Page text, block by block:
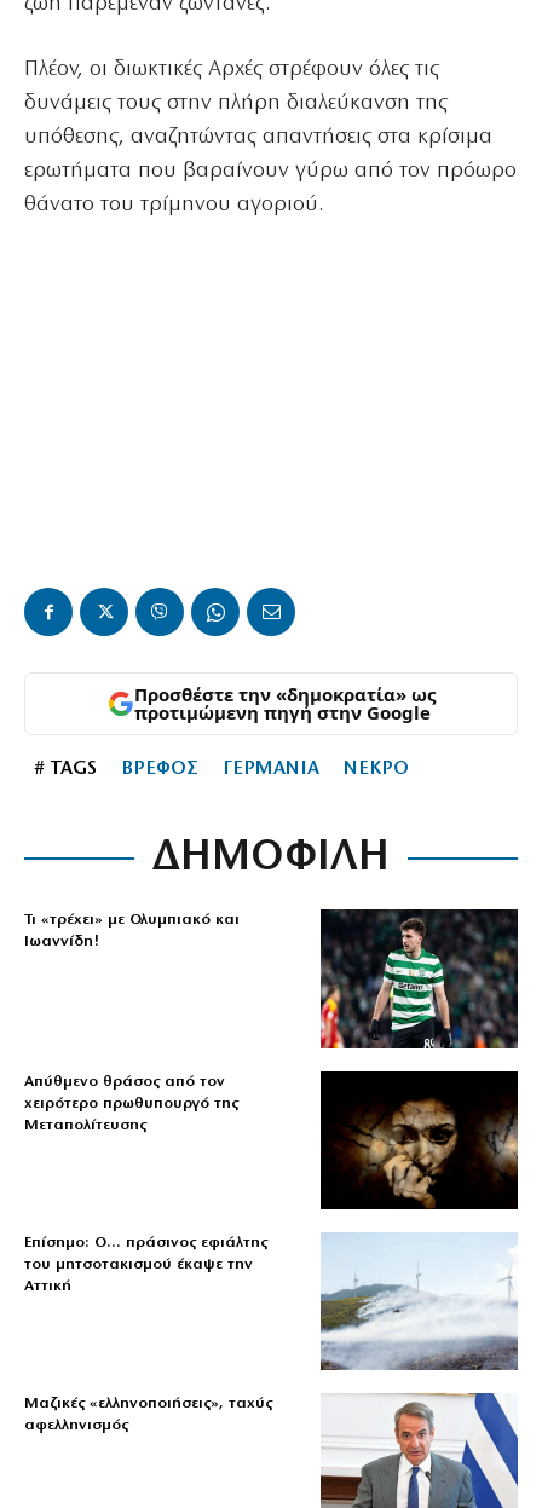
ζωή παρέμεναν ζωντανές.
Πλέον, οι διωκτικές Αρχές στρέφουν όλες τις
δυνάμεις τους στην πλήρη διαλεύκανση της
υπόθεσης, αναζητώντας απαντήσεις στα κρίσιμα
ερωτήματα που βαραίνουν γύρω από τον πρόωρο
θάνατο του τρίμηνου αγοριού.
Προσθέστε την «δημοκρατία» ως
προτιμώμενη πηγή στην Google
# TAGS ΒΡΕΦΟΣ ΓΕΡΜΑΝΙΑ ΝΕΚΡΟ
ΔΗΜΟΦΙΛΗ
Τι «τρέχει» με Ολυμπιακό και
Ιωαννίδη!
Απύθμενο θράσος από τον
χειρότερο πρωθυπουργό της
Μεταπολίτευσης
Επίσημο: Ο… πράσινος εφιάλτης
του μητσοτακισμού έκαψε την
Αττική
Μαζικές «ελληνοποιήσεις», ταχύς
αφελληνισμός